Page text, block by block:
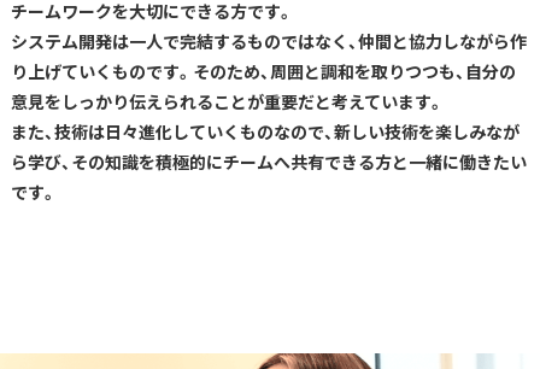
チームワークを大切にできる方です。
システム開発は一人で完結するものではなく、仲間と協力しながら作
り上げていくものです。そのため、周囲と調和を取りつつも、自分の
意見をしっかり伝えられることが重要だと考えています。
また、技術は日々進化していくものなので、新しい技術を楽しみなが
ら学び、その知識を積極的にチームへ共有できる方と一緒に働きたい
です。